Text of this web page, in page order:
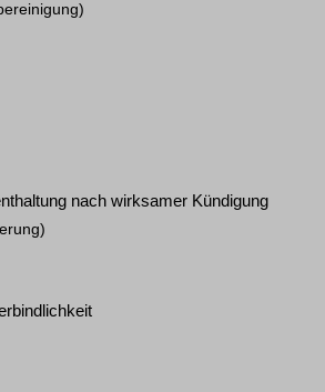
nach wirksamer Kündigung